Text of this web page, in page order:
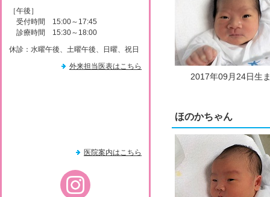
2017年09月24日生
ほのかちゃん
［午後］
受付時間 15:00～17:45
診療時間 15:30～18:00
休診：水曜午後、土曜午後、日曜、祝日
外来担当医表はこちら
医院案内はこちら